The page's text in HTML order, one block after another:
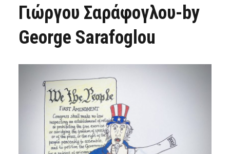
Γιώργου Σαράφογλου-by
George Sarafoglou